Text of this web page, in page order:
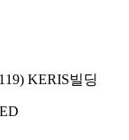
KERIS빌딩